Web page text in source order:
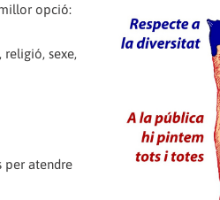
opció:
religió, sexe,
per atendre